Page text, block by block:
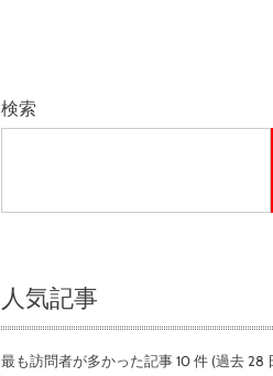
検索
人気記事
最も訪問者が多かった記事 10 件 (過去 28